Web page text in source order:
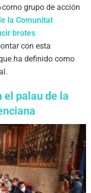
grupo de acción
la Comunitat
brotes
con esta
ha definido como
el palau de la